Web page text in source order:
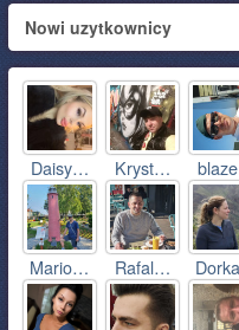
Nowi uzytkownicy
Daisy… Kryst…
Mario… Rafal…